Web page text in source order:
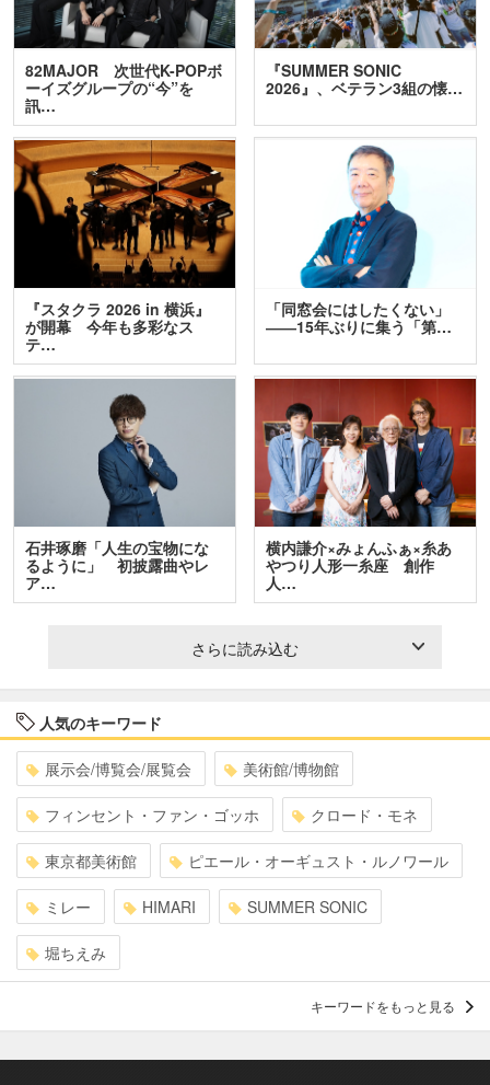
82MAJOR 次世代K-POPボ
ーイズグループの“今”を
訊…
『SUMMER SONIC
2026』、ベテラン3組の懐…
『スタクラ 2026 in 横浜』
が開幕 今年も多彩なス
テ…
「同窓会にはしたくない」
――15年ぶりに集う「第…
石井琢磨「人生の宝物にな
るように」 初披露曲やレ
ア…
横内謙介×みょんふぁ×糸あ
やつり人形一糸座 創作
人…
さらに読み込む
人気のキーワード
展示会/博覧会/展覧会 美術館/博物館
フィンセント・ファン・ゴッホ クロード・モネ
東京都美術館 ピエール・オーギュスト・ルノワール
ミレー HIMARI SUMMER SONIC
堀ちえみ
キーワードをもっと見る